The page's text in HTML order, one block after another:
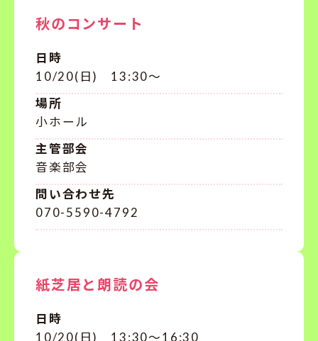
秋のコンサート
日時
10/20(日) 13:30～
場所
小ホール
主管部会
音楽部会
問い合わせ先
070-5590-4792
紙芝居と朗読の会
日時
10/20(日) 13:30～16:30